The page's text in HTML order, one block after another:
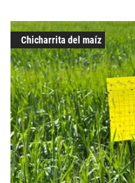
Chicharrita del maíz